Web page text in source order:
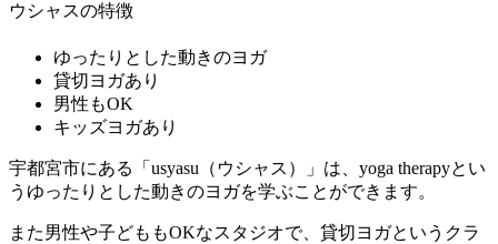
ウシャスの特徴
ゆったりとした動きのヨガ
貸切ヨガあり
男性もOK
キッズヨガあり
宇都宮市にある「usyasu（ウシャス）」は、yoga therapyとい
うゆったりとした動きのヨガを学ぶことができます。
また男性や子どももOKなスタジオで、貸切ヨガというクラ